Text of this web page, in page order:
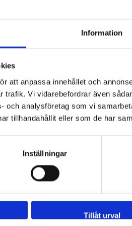
Information
att anpassa innehållet och
trafik. Vi vidarebefordrar även
och analysföretag som vi
tillhandahållit eller som de har
Inställningar
Tillåt urval
92 80 80
Om oss